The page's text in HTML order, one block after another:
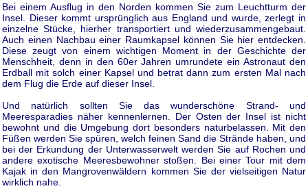
Bei einem Ausflug in den Norden kommen Sie zum Leuchtturm der
Insel. Dieser kommt ursprünglich aus England und wurde, zerlegt in
einzelne Stücke, hierher transportiert und wiederzusammengebaut.
Auch einen Nachbau einer Raumkapsel können Sie hier entdecken.
Diese zeugt von einem wichtigen Moment in der Geschichte der
Menschheit, denn in den 60er Jahren umrundete ein Astronaut den
Erdball mit solch einer Kapsel und betrat dann zum ersten Mal nach
dem Flug die Erde auf dieser Insel.
Und natürlich sollten Sie das wunderschöne Strand- und
Meeresparadies näher kennenlernen. Der Osten der Insel ist nicht
bewohnt und die Umgebung dort besonders naturbelassen. Mit den
Füßen werden Sie spüren, welch feinen Sand die Strände haben, und
bei der Erkundung der Unterwasserwelt werden Sie auf Rochen und
andere exotische Meeresbewohner stoßen. Bei einer Tour mit dem
Kajak in den Mangrovenwäldern kommen Sie der vielseitigen Natur
wirklich nahe.